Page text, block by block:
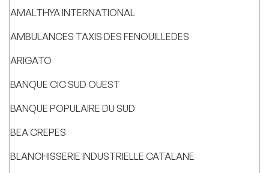
AMALTHYA INTERNATIONAL
AMBULANCES TAXIS DES FENOUILLEDES
ARIGATO
BANQUE CIC SUD OUEST
BANQUE POPULAIRE DU SUD
BEA CREPES
BLANCHISSERIE INDUSTRIELLE CATALANE